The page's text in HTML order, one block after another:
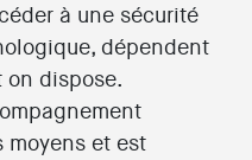
à une sécurité
dépendent
on dispose.
moyens et est